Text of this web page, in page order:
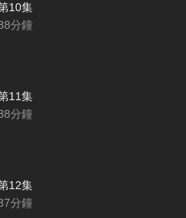
10集
分鐘
11集
分鐘
12集
分鐘